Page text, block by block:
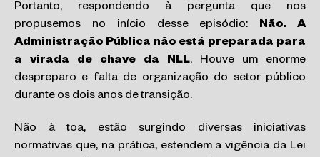
Portanto, respondendo à pergunta que nos
propusemos no início desse episódio: Não. A
Administração Pública não está preparada para
a virada de chave da NLL. Houve um enorme
despreparo e falta de organização do setor público
durante os dois anos de transição.
Não à toa, estão surgindo diversas iniciativas
normativas que, na prática, estendem a vigência da Lei